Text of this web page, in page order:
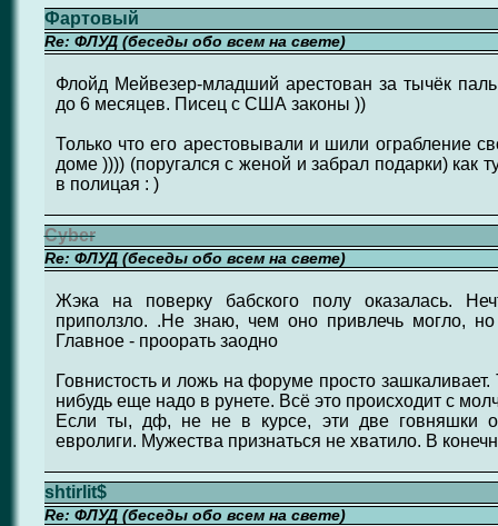
Фартовый
Re: ФЛУД (беседы обо всем на свете)
Флойд Мейвезер-младший арестован за тычёк
до 6 месяцев. Писец с США законы ))
Только что его арестовывали и шили ограбление
доме )))) (поругался с женой и забрал подарки) как
в полицая : )
Cyber
Re: ФЛУД (беседы обо всем на свете)
Жэка на поверку бабского полу оказалась.
приползло. .Не знаю, чем оно привлечь могло,
Главное - проорать заодно
Говнистость и ложь на форуме просто
нибудь еще надо в рунете. Всё это происходит с
Если ты, дф, не не в курсе, эти две говняшки
евролиги. Мужества признаться не хватило. В
shtirlit$
Re: ФЛУД (беседы обо всем на свете)